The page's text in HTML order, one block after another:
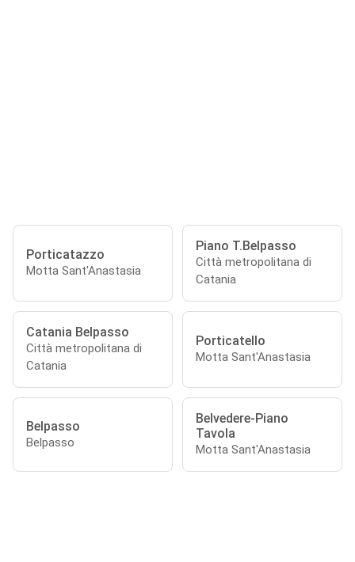
Porticatazzo
Motta Sant'Anastasia
Piano T.Belpasso
Città metropolitana di
Catania
Catania Belpasso
Città metropolitana di
Catania
Porticatello
Motta Sant'Anastasia
Belpasso
Belpasso
Belvedere-Piano
Tavola
Motta Sant'Anastasia